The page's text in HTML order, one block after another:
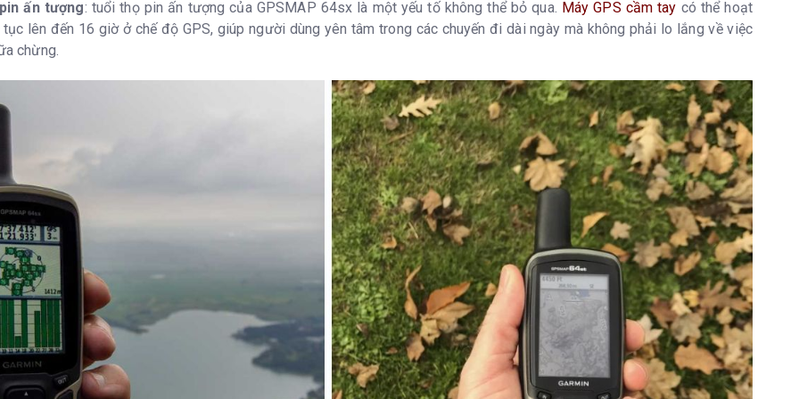
từ xa VIRB ®
Connect ™ Mobile
đến-điểm
Có
Có
Có
trời và mặt trăng Có
Có (Không cần giấy tờ)
Có
tương thích có (500 ô bản đồ tùy chỉnh)
ấn tượng: tuổi thọ pin ấn tượng của GPSMAP 64sx là một yếu tố không thể bỏ qua. Máy GPS cầm tay có thể hoạt
lên đến 16 giờ ở chế độ GPS, giúp người dùng yên tâm trong các chuyến đi dài ngày mà không phải lo lắng về việc
chừng.